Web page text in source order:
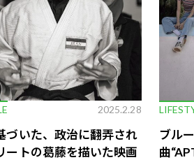
2025.2.28
づいた、政治に翻弄され
ートの葛藤を描いた映画
ブル
曲